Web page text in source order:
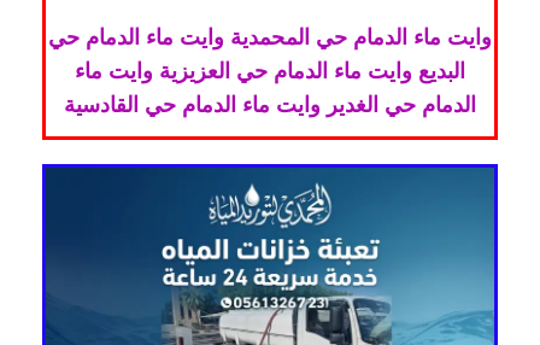
وايت ماء الدمام حي المحمدية وايت ماء الدمام حي
البديع وايت ماء الدمام حي العزيزية وايت ماء
الدمام حي الغدير وايت ماء الدمام حي القادسية